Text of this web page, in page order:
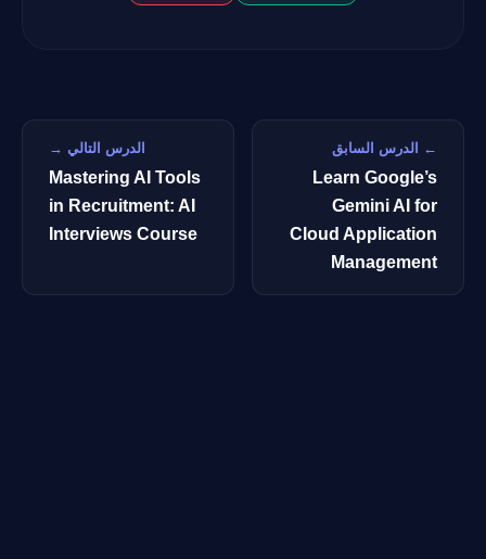
← الدرس السابق
Learn Google’s
Gemini AI for
Cloud Application
Management
الدرس التالي →
Mastering AI Tools
in Recruitment: AI
Interviews Course